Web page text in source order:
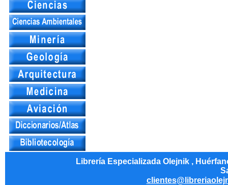
Librería Especializada Olejnik ,